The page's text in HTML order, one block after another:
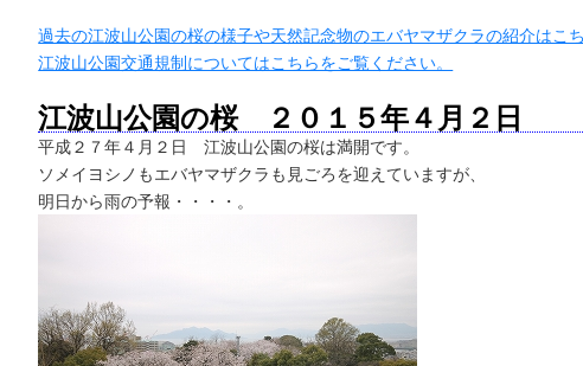
過去の江波山公園の桜の様子や天然記念物のエバヤマザクラの紹介はこ
江波山公園交通規制についてはこちらをご覧ください。
江波山公園の桜 ２０１５年４月２日
平成２７年４月２日 江波山公園の桜は満開です。
ソメイヨシノもエバヤマザクラも見ごろを迎えていますが、
明日から雨の予報・・・・。